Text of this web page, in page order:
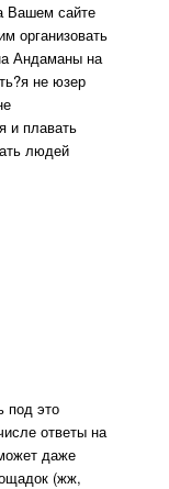
Вашем сайте
организовать
Андаманы на
не юзер
и плавать
людей
под это
ответы на
даже
(жж,